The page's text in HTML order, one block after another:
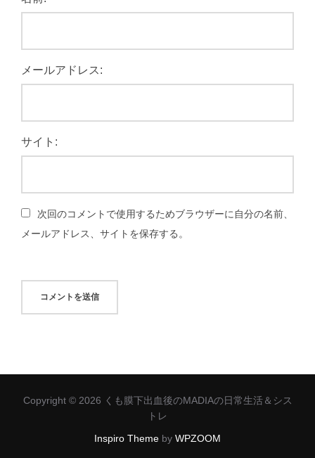
メールアドレス:
サイト:
次回のコメントで使用するためブラウザーに自分の名前、
メールアドレス、サイトを保存する。
Copyright © 2026 くも膜下出血後のMADIAの日常生活＆シス
トレ
Inspiro Theme by WPZOOM